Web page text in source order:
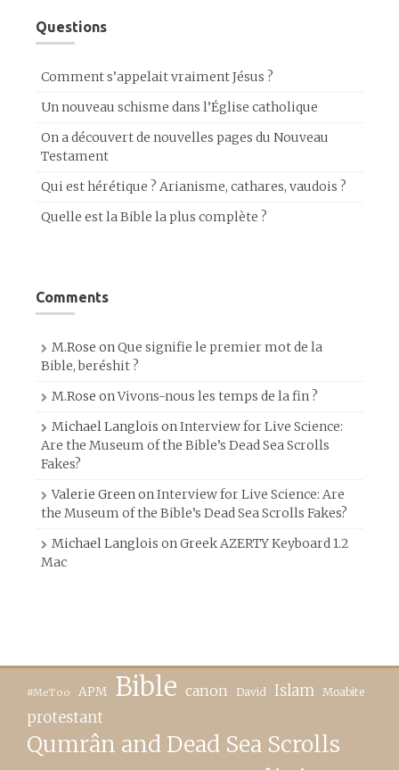
Questions
Comment s’appelait vraiment Jésus ?
Un nouveau schisme dans l’Église catholique
On a découvert de nouvelles pages du Nouveau
Testament
Qui est hérétique ? Arianisme, cathares, vaudois ?
Quelle est la Bible la plus complète ?
Comments
M.Rose on Que signifie le premier mot de la
Bible, beréshit ?
M.Rose onVivons-nous les temps de la fin ?
Michael Langlois on Interview for Live Science:
Are the Museum of the Bible’s Dead Sea Scrolls
Fakes?
Valerie Green on Interview for Live Science: Are
the Museum of the Bible’s Dead Sea Scrolls Fakes?
Michael Langlois on Greek AZERTY Keyboard 1.2
Mac
#MeToo APM Bible canon David Islam Moabite
protestant
Qumrân and Dead Sea Scrolls